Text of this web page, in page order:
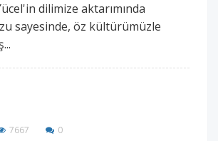
dilimize aktarımında
sayesinde, öz kültürümüzle
7667 0